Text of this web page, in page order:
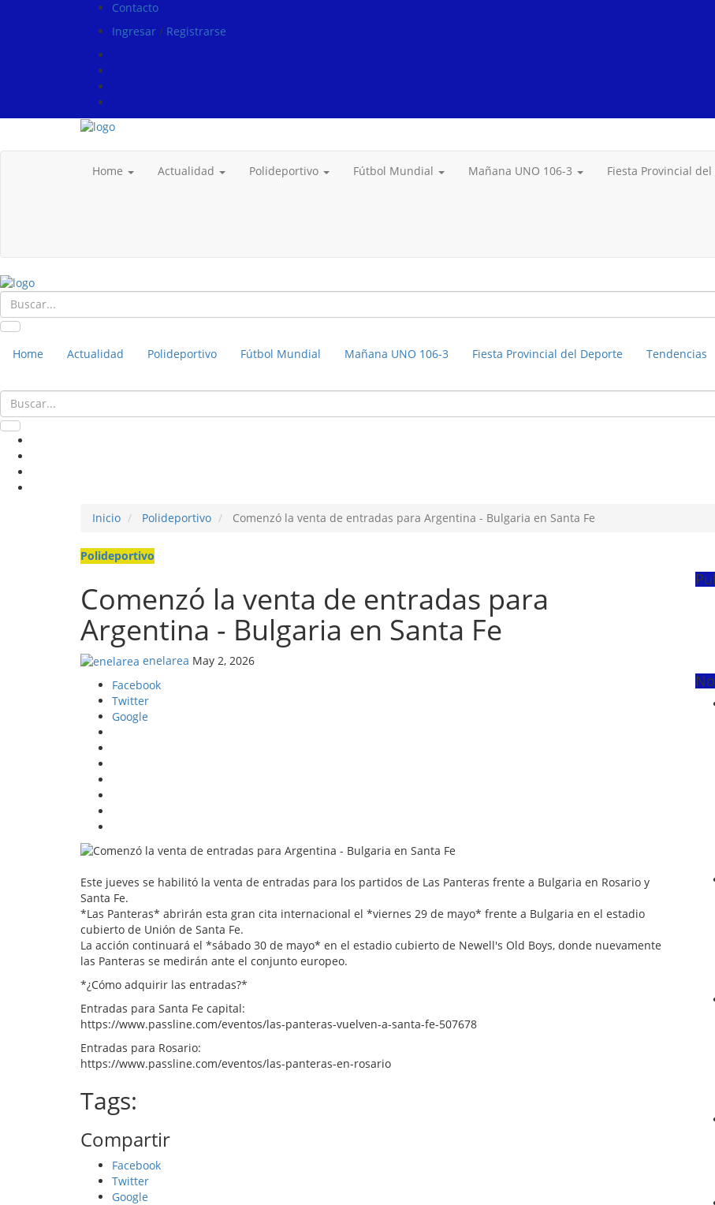
Contacto
Ingresar / Registrarse
Home Actualidad Polideportivo Fútbol Mundial Mañana UNO 106-3 Fiesta Provincial
Home Actualidad Polideportivo Fútbol Mundial Mañana UNO 106-3 Fiesta Provincial del Deporte Tendencias
Inicio Polideportivo Comenzó la venta de entradas para Argentina - Bulgaria en Santa Fe
Polideportivo
Comenzó la venta de entradas para
Argentina - Bulgaria en Santa Fe
enelarea May 2, 2026
Facebook
Twitter
Google
Este jueves se habilitó la venta de entradas para los partidos de Las Panteras frente a Bulgaria en Rosario y
Santa Fe.
*Las Panteras* abrirán esta gran cita internacional el *viernes 29 de mayo* frente a Bulgaria en el estadio
cubierto de Unión de Santa Fe.
La acción continuará el *sábado 30 de mayo* en el estadio cubierto de Newell's Old Boys, donde nuevamente
las Panteras se medirán ante el conjunto europeo.
*¿Cómo adquirir las entradas?*
Entradas para Santa Fe capital:
https://www.passline.com/eventos/las-panteras-vuelven-a-santa-fe-507678
Entradas para Rosario:
https://www.passline.com/eventos/las-panteras-en-rosario
Tags:
Compartir
Facebook
Twitter
Google